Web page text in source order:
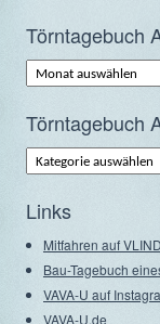
Törntagebuch
Törntagebuch
Archiv
–
Törntagebuch
Törntagebuch
Archiv
–
Links
Mitfahren auf
Bau-Tagebuch
VAVA-U auf
VAVA-U.de